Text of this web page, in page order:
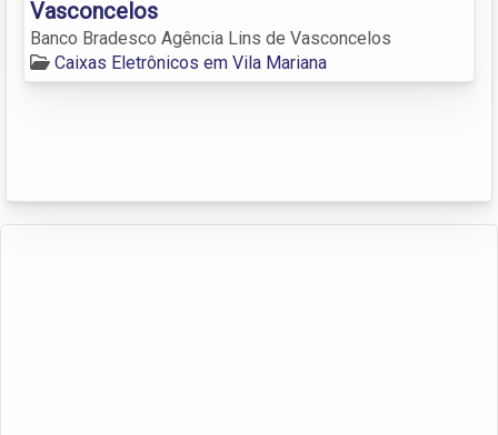
Vasconcelos
Banco Bradesco Agência Lins de Vasconcelos
Caixas Eletrônicos em Vila Mariana